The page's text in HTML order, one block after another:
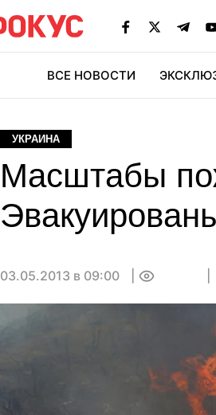
ВСЕ НОВОСТИ
УКРАИНА
Масштабы
03.05.2013 в 09:00